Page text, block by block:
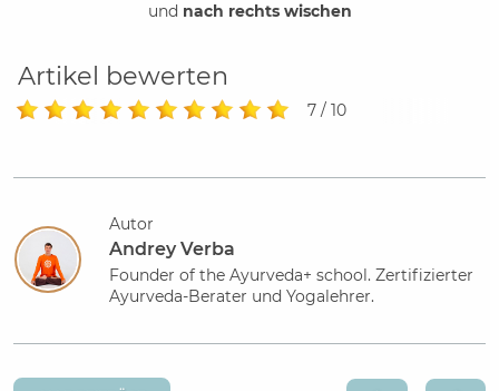
und nach rechts wischen
Artikel bewerten
7 / 10
Autor
Andrey Verba
Founder of the Ayurveda+ school. Zertifizierter
Ayurveda-Berater und Yogalehrer.